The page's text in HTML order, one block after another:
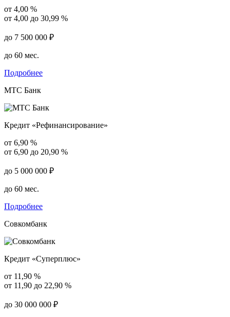
от 4,00 %
от 4,00 до 30,99 %
до 7 500 000 ₽
до 60 мес.
Подробнее
МТС Банк
Кредит «Рефинансирование»
от 6,90 %
от 6,90 до 20,90 %
до 5 000 000 ₽
до 60 мес.
Подробнее
Совкомбанк
Кредит «Суперплюс»
от 11,90 %
от 11,90 до 22,90 %
до 30 000 000 ₽